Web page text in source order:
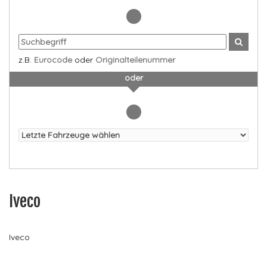
z.B. Eurocode oder Originalteilenummer
oder
Iveco
Iveco